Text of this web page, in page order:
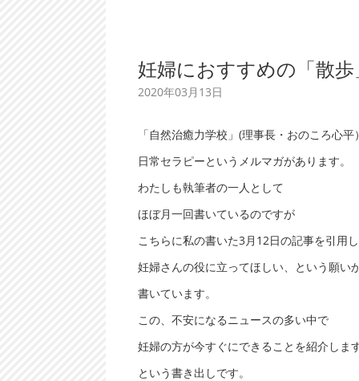
妊婦におすすめの「散
2020年03月13日
「自然治癒力学校」(理事長・おのころ心平）
日常セラピーというメルマガがあります。
わたしも執筆者の一人として
ほぼ月一回書いているのですが
こちらに私の書いた3月12日の記事を引用し
妊婦さんの役に立ってほしい、という願い
書いています。
この、不安になるニュースの多い中で
妊婦の方が今すぐにできることを紹介します
という書き出しです。